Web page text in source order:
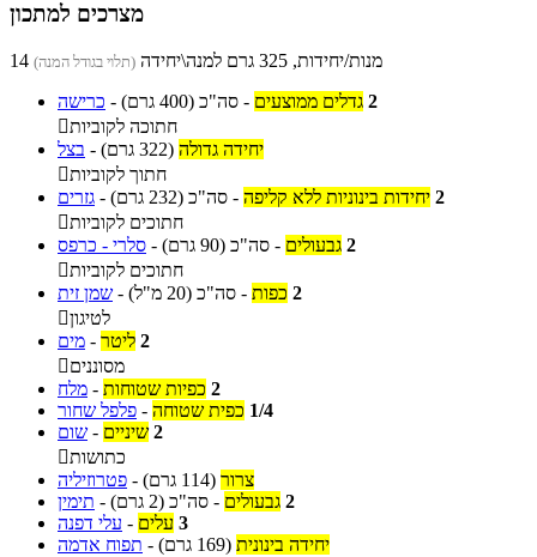
מצרכים למתכון
14 מנות/יחידות, 325 גרם למנה\יחידה (תלוי בגודל המנה)
כרישה - 2 גדלים ממוצעים - סה"כ (400 גרם)
חתוכה לקוביות
בצל - יחידה גדולה (322 גרם)
חתוך לקוביות
גזרים - 2 יחידות בינוניות ללא קליפה - סה"כ (232 גרם)
חתוכים לקוביות
סלרי - כרפס - 2 גבעולים - סה"כ (90 גרם)
חתוכים לקוביות
שמן זית - 2 כפות - סה"כ (20 מ"ל)
לטיגון
מים - 2 ליטר
מסוננים
מלח - 2 כפיות שטוחות
פלפל שחור - 1/4 כפית שטוחה
שום - 2 שיניים
כתושות
פטרוזיליה - צרור (114 גרם)
תימין - 2 גבעולים - סה"כ (2 גרם)
עלי דפנה - 3 עלים
תפוח אדמה - יחידה בינונית (169 גרם)